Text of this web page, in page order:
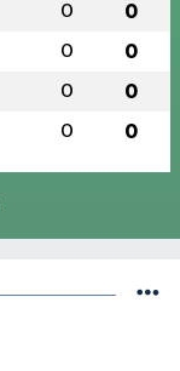
0 0
0 0
0 0
0 0